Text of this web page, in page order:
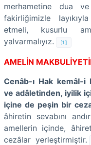
merhametine dua
fakirliğimizle
etmeli, kusurlu
yalvarmalıyız.
[1]
AMELİN
Cenâb-ı Hak kemâl-
ve adâletinden, iyilik
içine de peşin bir
âhiretin sevabını
amellerin içinde,
cezâlar yerleştirmiştir.